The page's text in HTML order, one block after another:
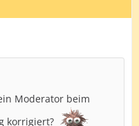
Moderator beim
korrigiert?